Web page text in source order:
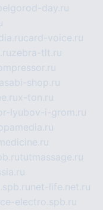
day.ru
card-voice.ru
zebra-tlt.ru
shop.ru
x-ton.ru
lyubov-i-grom.ru
tutmassage.ru
net-life.net.ru
electro.spb.ru